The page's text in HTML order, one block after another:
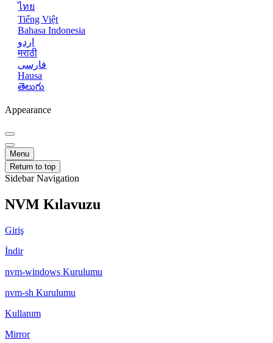
ไทย
Tiếng Việt
Bahasa Indonesia
اردو
मराठी
فارسی
Hausa
తెలుగు
Appearance
Menu
Return to top
Sidebar Navigation
NVM Kılavuzu
Giriş
İndir
nvm-windows Kurulumu
nvm-sh Kurulumu
Kullanım
Mirror